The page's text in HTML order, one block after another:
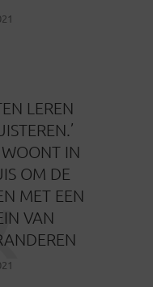
LEREN
IN
OM DE
MET EEN
VAN